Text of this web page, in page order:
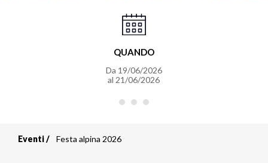
QUANDO
Da 19/06/2026
al 21/06/2026
Eventi Festa alpina 2026